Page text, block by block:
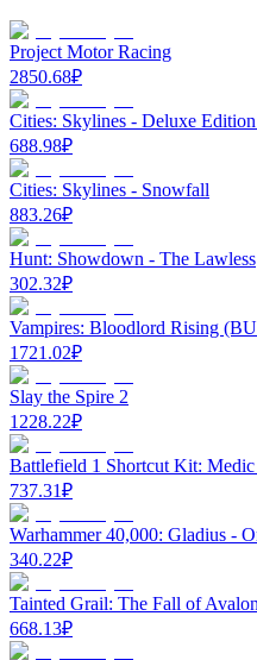
Project Motor Racing
2850.68₽
Cities: Skylines - Deluxe
688.98₽
Cities: Skylines - Snowfall
883.26₽
Hunt: Showdown - The Lawless
302.32₽
Vampires: Bloodlord Rising
1721.02₽
Slay the Spire 2
1228.22₽
Battlefield 1 Shortcut Kit:
737.31₽
Warhammer 40,000: Gladius -
340.22₽
Tainted Grail: The Fall of
668.13₽